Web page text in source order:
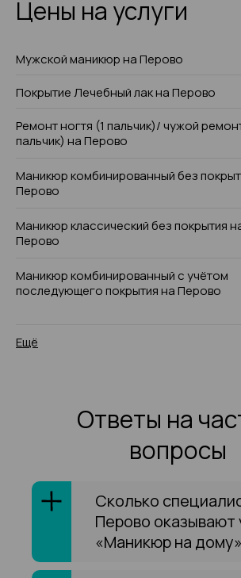
Цены на услуги
Мужской маникюр на Перово
Покрытие Лечебный лак на Перово
Ремонт ногтя (1 пальчик)/ чужой
пальчик) на Перово
Маникюр комбинированный без
Перово
Маникюр классический без покрытия
Перово
Маникюр комбинированный с учётом
последующего покрытия на Перово
Ещё
Ответы на
вопросы
Сколько
Перово оказывают
«Маникюр на